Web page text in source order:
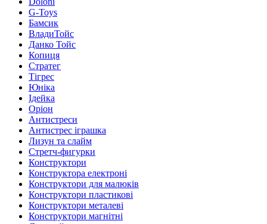
G-Toys
Бамсик
ВладиТойс
Данко Тойс
Копиця
Стратег
Тігрес
Юніка
Ідейка
Оріон
Антистреси
Антистрес іграшка
Лизун та слайм
Стретч-фигурки
Конструктори
Конструктора електроні
Конструктори для малюків
Конструктори пластикові
Конструктори металеві
Конструктори магнітні